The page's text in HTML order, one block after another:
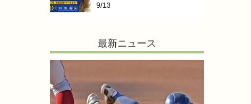
9/13
最新ニュース